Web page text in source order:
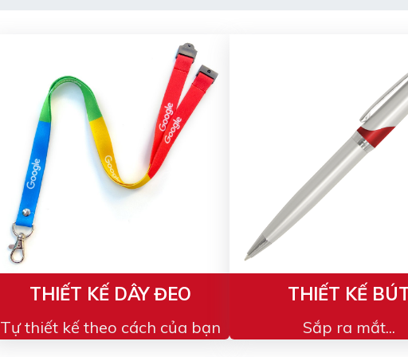
THIẾT KẾ DÂY ĐEO
Tự thiết kế theo cách của bạn
THIẾT KẾ
Sắp ra mắt...